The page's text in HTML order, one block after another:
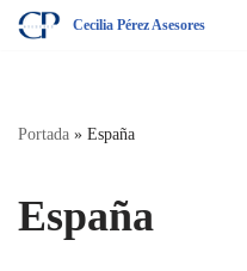
Cecilia Pérez Asesores
Portada » España
España